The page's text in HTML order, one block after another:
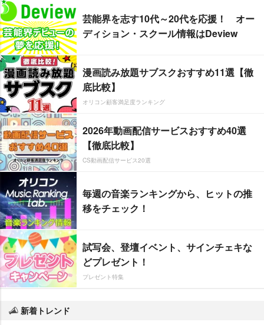
芸能界を志す10代～20代を応援！ オー
ディション・スクール情報はDeview
漫画読み放題サブスクおすすめ11選【徹
底比較】
オリコン顧客満足度ランキング
2026年動画配信サービスおすすめ40選
【徹底比較】
CS動画配信サービス20選
毎週の音楽ランキングから、ヒットの推
移をチェック！
試写会、登壇イベント、サインチェキな
どプレゼント！
プレゼント特集
新着トレンド